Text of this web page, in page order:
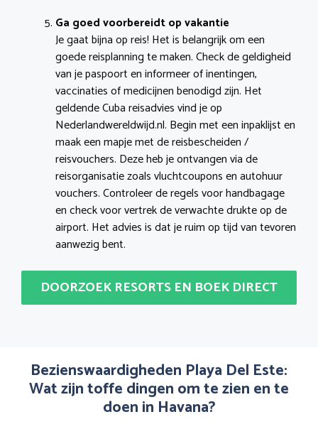
Ga goed voorbereidt op vakantie
Je gaat bijna op reis! Het is belangrijk om een
goede reisplanning te maken. Check de geldigheid
van je paspoort en informeer of inentingen,
vaccinaties of medicijnen benodigd zijn. Het
geldende Cuba reisadvies vind je op
Nederlandwereldwijd.nl. Begin met een inpaklijst en
maak een mapje met de reisbescheiden /
reisvouchers. Deze heb je ontvangen via de
reisorganisatie zoals vluchtcoupons en autohuur
vouchers. Controleer de regels voor handbagage
en check voor vertrek de verwachte drukte op de
airport. Het advies is dat je ruim op tijd van tevoren
aanwezig bent.
DOORZOEK RESORTS EN BOEK DIRECT
Bezienswaardigheden Playa Del Este:
Wat zijn toffe dingen om te zien en te
doen in Havana?